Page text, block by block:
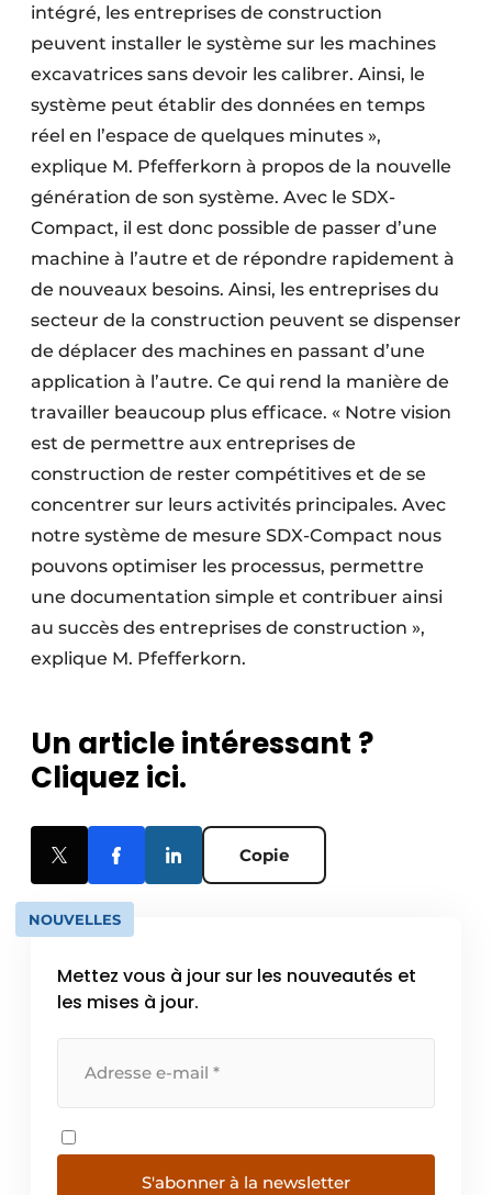
intégré, les entreprises de construction
peuvent installer le système sur les machines
excavatrices sans devoir les calibrer. Ainsi, le
système peut établir des données en temps
réel en l’espace de quelques minutes »,
explique M. Pfefferkorn à propos de la nouvelle
génération de son système. Avec le SDX-
Compact, il est donc possible de passer d’une
machine à l’autre et de répondre rapidement à
de nouveaux besoins. Ainsi, les entreprises du
secteur de la construction peuvent se dispenser
de déplacer des machines en passant d’une
application à l’autre. Ce qui rend la manière de
travailler beaucoup plus efficace. « Notre vision
est de permettre aux entreprises de
construction de rester compétitives et de se
concentrer sur leurs activités principales. Avec
notre système de mesure SDX-Compact nous
pouvons optimiser les processus, permettre
une documentation simple et contribuer ainsi
au succès des entreprises de construction »,
explique M. Pfefferkorn.
Un article intéressant ?
Cliquez ici.
Copie
NOUVELLES
Mettez vous à jour sur les nouveautés et
les mises à jour.
S'abonner à la newsletter